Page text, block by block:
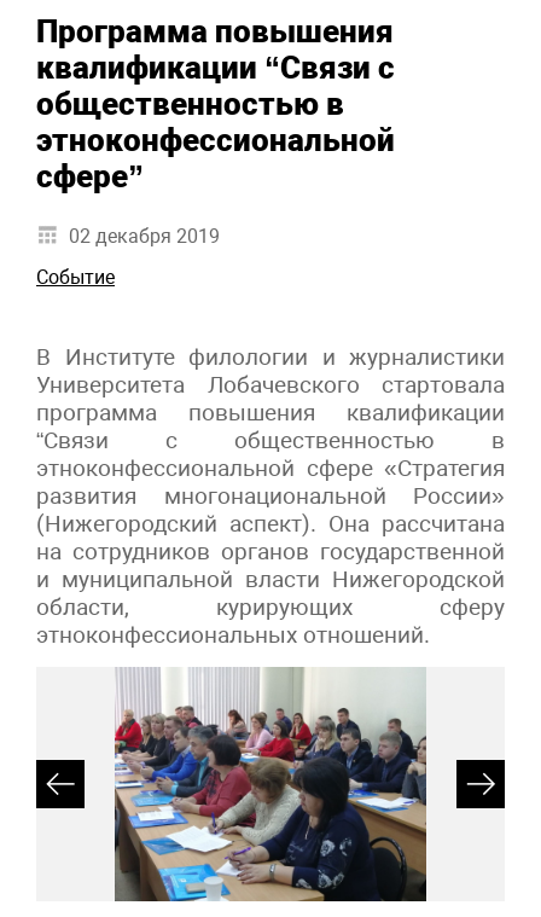
Программа повышения
квалификации “Связи с
общественностью в
этноконфессиональной
сфере”
02 декабря 2019
Событие
В Институте филологии и журналистики
Университета Лобачевского стартовала
программа повышения квалификации
“Связи с общественностью в
этноконфессиональной сфере «Стратегия
развития многонациональной России»
(Нижегородский аспект). Она рассчитана
на сотрудников органов государственной
и муниципальной власти Нижегородской
области, курирующих сферу
этноконфессиональных отношений.